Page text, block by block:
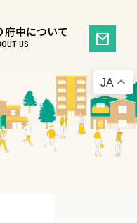
府中について
US
JA